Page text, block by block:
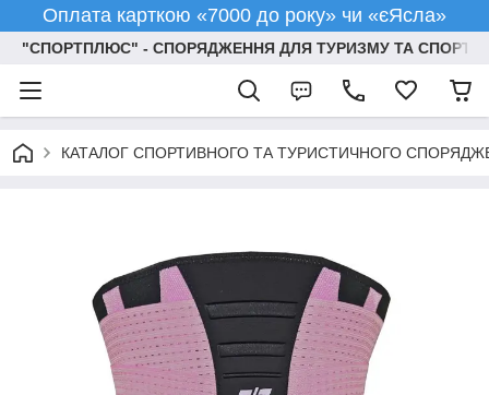
Оплата карткою «7000 до року» чи «єЯсла»
"СПОРТПЛЮС" - СПОРЯДЖЕННЯ ДЛЯ ТУРИЗМУ ТА СПОРТУ
КАТАЛОГ СПОРТИВНОГО ТА ТУРИСТИЧНОГО